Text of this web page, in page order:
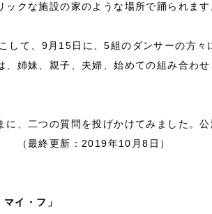
クな施設の家のような場所で踊られます
て、9月15日に、5組のダンサーの方々
姉妹、親子、夫婦、始めての組み合わ
、二つの質問を投げかけてみました。
（最終更新：2019年10月8日）
イ・フ」